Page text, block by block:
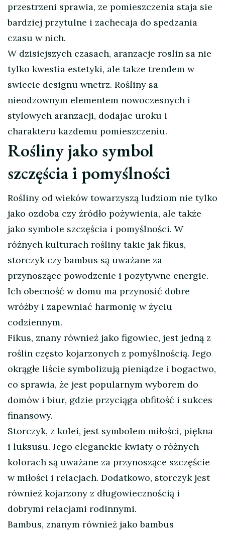
przestrzeni sprawia, ze pomieszczenia staja sie
bardziej przytulne i zachecaja do spedzania
czasu w nich.
W dzisiejszych czasach, aranzacje roslin sa nie
tylko kwestia estetyki, ale takze trendem w
swiecie designu wnetrz. Rośliny sa
nieodzownym elementem nowoczesnych i
stylowych aranzacji, dodajac uroku i
charakteru kazdemu pomieszczeniu.
Rośliny jako symbol
szczęścia i pomyślności
Rośliny od wieków towarzyszą ludziom nie tylko
jako ozdoba czy źródło pożywienia, ale także
jako symbole szczęścia i pomyślności. W
różnych kulturach rośliny takie jak fikus,
storczyk czy bambus są uważane za
przynoszące powodzenie i pozytywne energie.
Ich obecność w domu ma przynosić dobre
wróżby i zapewniać harmonię w życiu
codziennym.
Fikus, znany również jako figowiec, jest jedną z
roślin często kojarzonych z pomyślnością. Jego
okrągłe liście symbolizują pieniądze i bogactwo,
co sprawia, że jest popularnym wyborem do
domów i biur, gdzie przyciąga obfitość i sukces
finansowy.
Storczyk, z kolei, jest symbolem miłości, piękna
i luksusu. Jego eleganckie kwiaty o różnych
kolorach są uważane za przynoszące szczęście
w miłości i relacjach. Dodatkowo, storczyk jest
również kojarzony z długowiecznością i
dobrymi relacjami rodinnymi.
Bambus, znanym również jako bambus